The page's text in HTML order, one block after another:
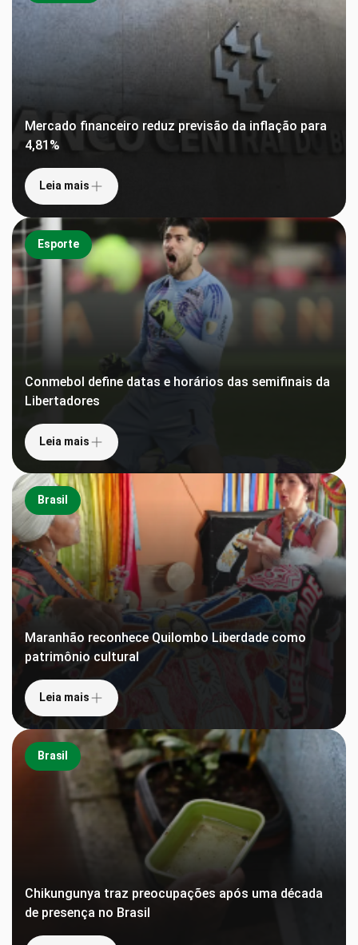
Mercado financeiro reduz previsão da inflação para
4,81%
Leia mais
Esporte
Conmebol define datas e horários das semifinais da
Libertadores
Leia mais
Brasil
Maranhão reconhece Quilombo Liberdade como
patrimônio cultural
Leia mais
Brasil
Chikungunya traz preocupações após uma década
de presença no Brasil